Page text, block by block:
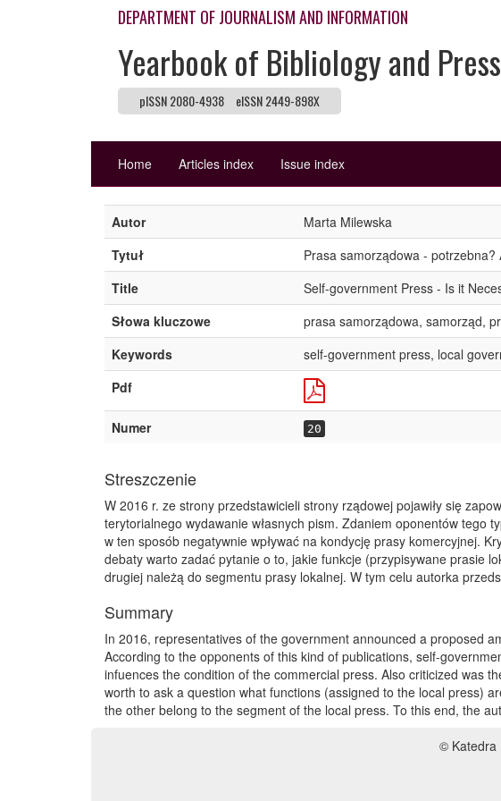
DEPARTMENT OF JOURNALISM AND INFORMATION
Yearbook of Bibliology and
pISSN 2080-4938 eISSN 2449-898X
Home Articles index Issue index
Autor
Marta Milewska
Tytuł
Prasa samorządowa - potrzebna?
Title
Self-government Press - Is it
Słowa kluczowe
prasa samorządowa, samorząd,
Keywords
self-government press, local
Pdf
Numer 20
Streszczenie
W 2016 r. ze strony przedstawicieli strony rządowej pojawiły się
terytorialnego wydawanie własnych pism. Zdaniem oponentów tego
w ten sposób negatywnie wpływać na kondycję prasy komercyjnej.
debaty warto zadać pytanie o to, jakie funkcje (przypisywane prasie
drugiej należą do segmentu prasy lokalnej. W tym celu autorka
Summary
In 2016, representatives of the government announced a proposed
According to the opponents of this kind of publications, self-
infuences the condition of the commercial press. Also criticized was
worth to ask a question what functions (assigned to the local press)
the other belong to the segment of the local press. To this end, the
© Katedra